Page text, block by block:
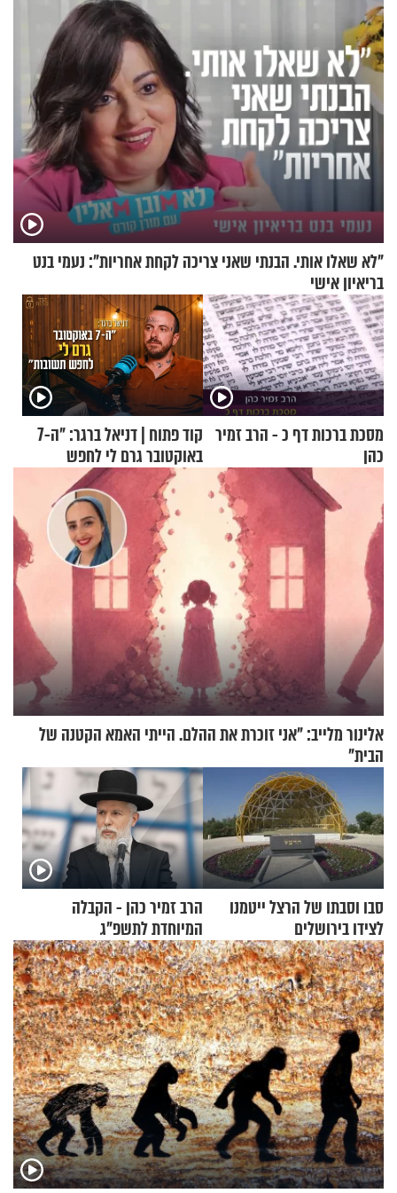
"לא שאלו אותי. הבנתי שאני צריכה לקחת אחריות": נעמי בנט
בריאיון אישי
מסכת ברכות דף כ - הרב זמיר
כהן
קוד פתוח | דניאל ברגר: "ה-7
באוקטובר גרם לי לחפש
תשובות"
אלינור מלייב: "אני זוכרת את ההלם. הייתי האמא הקטנה של
הבית"
סבו וסבתו של הרצל ייטמנו
לצידו בירושלים
הרב זמיר כהן - הקבלה
המיוחדת לתשפ"ג